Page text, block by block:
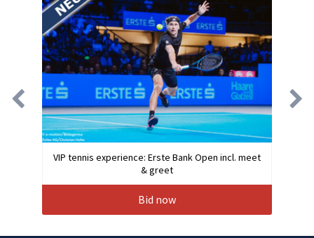
VIP tennis experience: Erste Bank Open incl. meet
& greet
Bid now